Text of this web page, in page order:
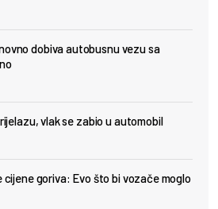
dobiva autobusnu vezu sa
vlak se zabio u automobil
goriva: Evo što bi vozače moglo